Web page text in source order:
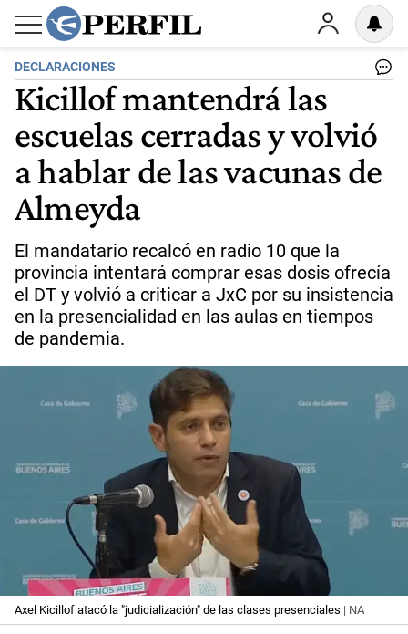
DECLARACIONES
Kicillof mantendrá las
escuelas cerradas y volvió
a hablar de las vacunas de
Almeyda
El mandatario recalcó en radio 10 que la
provincia intentará comprar esas dosis ofrecía
el DT y volvió a criticar a JxC por su insistencia
en la presencialidad en las aulas en tiempos
de pandemia.
Axel Kicillof atacó la "judicialización" de las clases presenciales | NA